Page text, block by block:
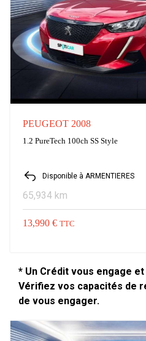
PEUGEOT 2008
1.2 PureTech 100ch SS Style
Disponible à ARMENTIERES
65,934 km
13,990 € TTC
* Un Crédit vous engage
Vérifiez vos capacités de
de vous engager.